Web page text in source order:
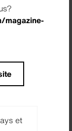
magazine-
et